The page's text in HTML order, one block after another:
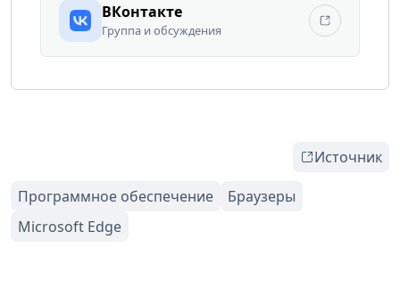
ВКонтакте
Группа и обсуждения
Источник